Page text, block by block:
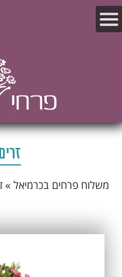
משלוח פרחים בכרמיאל »